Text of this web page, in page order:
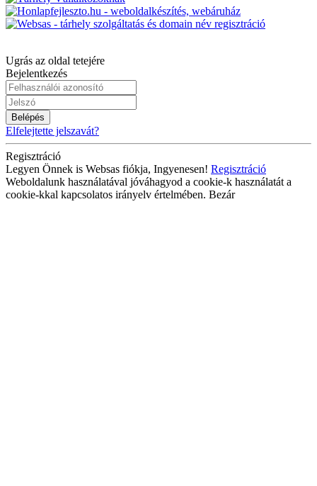
Ugrás az oldal tetejére
Bejelentkezés
Belépés
Elfelejtette jelszavát?
Regisztráció
Legyen Önnek is Websas fiókja, Ingyenesen! Regisztráció
Weboldalunk használatával jóváhagyod a cookie-k használatát a
cookie-kkal kapcsolatos irányelv értelmében. Bezár